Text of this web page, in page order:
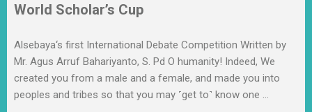
World Scholar’s Cup
Alsebaya‘s first International Debate Competition Written by
Mr. Agus Arruf Bahariyanto, S. Pd O humanity! Indeed, We
created you from a male and a female, and made you into
peoples and tribes so that you may ˹get to˺ know one …